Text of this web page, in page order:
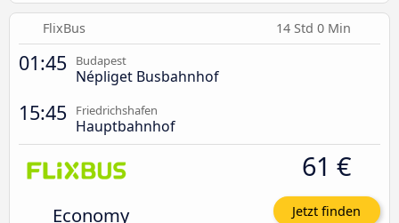
FlixBus 14 Std 0 Min
01:45 Budapest
Népliget Busbahnhof
15:45 Friedrichshafen
Hauptbahnhof
Economy
61 €
Jetzt finden